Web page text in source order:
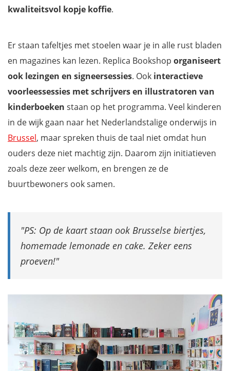
Bistro/café Walvis
MIMA (Millennium Iconoclast Museum of Art)
Museum La Fonderie
Het park aan de Ninoofsepoort
Wil jij ook niets missen tijdens jouw verblijf in Brussel?
kwaliteitsvol kopje koffie.
Er staan tafeltjes met stoelen waar je in alle rust bladen
en magazines kan lezen. Replica Bookshop organiseert
ook lezingen en signeersessies. Ook interactieve
voorleessessies met schrijvers en illustratoren van
kinderboeken staan op het programma. Veel kinderen
in de wijk gaan naar het Nederlandstalige onderwijs in
Brussel, maar spreken thuis de taal niet omdat hun
ouders deze niet machtig zijn. Daarom zijn initiatieven
zoals deze zeer welkom, en brengen ze de
buurtbewoners ook samen.
PS: Op de kaart staan ook Brusselse biertjes,
homemade lemonade en cake. Zeker eens
proeven!